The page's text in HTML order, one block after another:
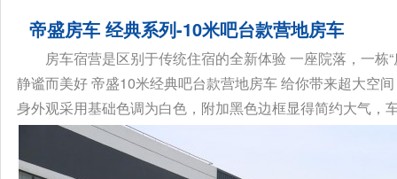
帝盛房车 经典系列-10米吧台款营地房车
房车宿营是区别于传统住宿的全新体验 一座院落，一
静谧而美好 帝盛10米经典吧台款营地房车 给你带来超大空
身外观采用基础色调为白色，附加黑色边框显得简约大气，